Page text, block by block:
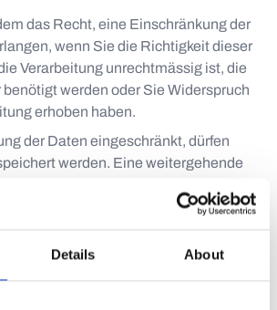
Details About
das Recht, eine Einschränkung der
wenn Sie die Richtigkeit dieser
Verarbeitung unrechtmässig ist, die
werden oder Sie Widerspruch
erhoben haben.
der Daten eingeschränkt, dürfen
werden. Eine weitergehende
Ausübung oder Verteidigung von
eines wichtigen öffentlichen